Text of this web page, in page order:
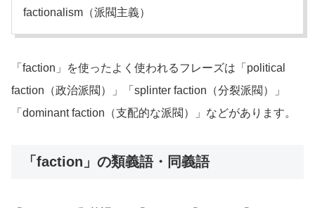
factionalism（派閥主義）
「faction」を使ったよく使われるフレーズは「political
faction（政治派閥）」「splinter faction（分裂派閥）」
「dominant faction（支配的な派閥）」などがあります。
「faction」の類義語・同義語